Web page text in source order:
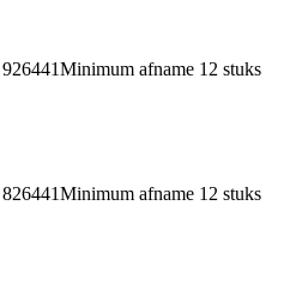
926441Minimum afname 12 stuks
826441Minimum afname 12 stuks